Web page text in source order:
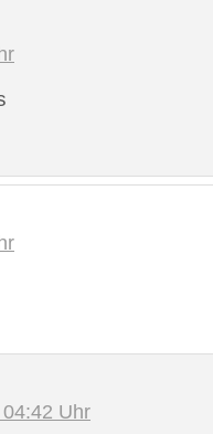
Uhr